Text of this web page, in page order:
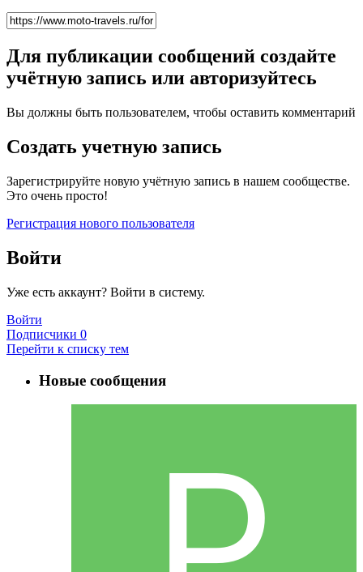
Для публикации сообщений создайте
учётную запись или авторизуйтесь
Вы должны быть пользователем, чтобы оставить комментарий
Создать учетную запись
Зарегистрируйте новую учётную запись в нашем сообществе.
Это очень просто!
Регистрация нового пользователя
Войти
Уже есть аккаунт? Войти в систему.
Войти
Подписчики 0
Перейти к списку тем
Новые сообщения